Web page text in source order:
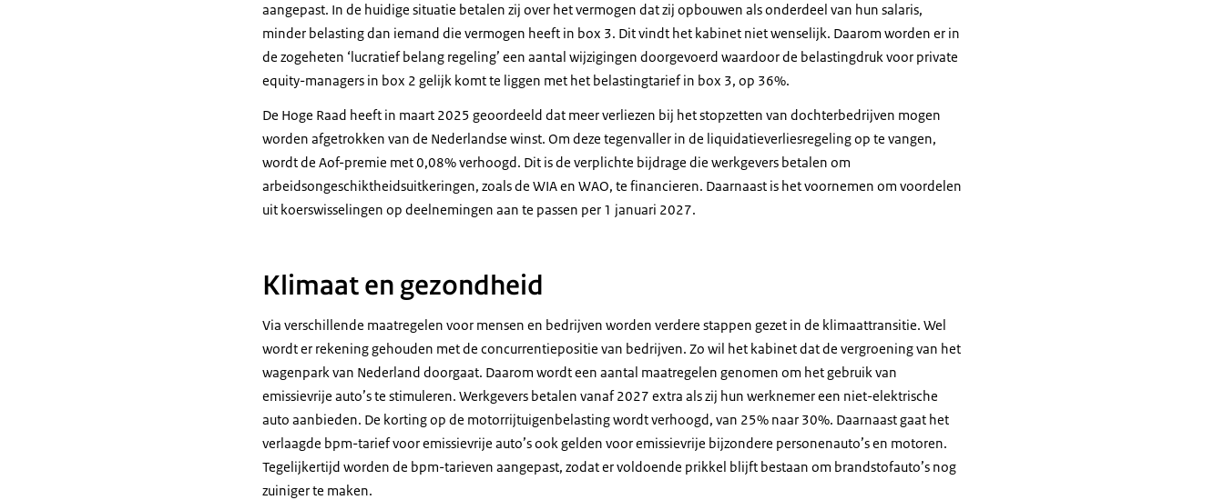
aangepast. In de huidige situatie betalen zij over het vermogen dat zij opbouwen als onderdeel van hun salaris,
minder belasting dan iemand die vermogen heeft in box 3. Dit vindt het kabinet niet wenselijk. Daarom worden er in
de zogeheten ‘lucratief belang regeling’ een aantal wijzigingen doorgevoerd waardoor de belastingdruk voor private
equity-managers in box 2 gelijk komt te liggen met het belastingtarief in box 3, op 36%.
De Hoge Raad heeft in maart 2025 geoordeeld dat meer verliezen bij het stopzetten van dochterbedrijven mogen
worden afgetrokken van de Nederlandse winst. Om deze tegenvaller in de liquidatieverliesregeling op te vangen,
wordt de Aof-premie met 0,08% verhoogd. Dit is de verplichte bijdrage die werkgevers betalen om
arbeidsongeschiktheidsuitkeringen, zoals de WIA en WAO, te financieren. Daarnaast is het voornemen om voordelen
uit koerswisselingen op deelnemingen aan te passen per 1 januari 2027.
Klimaat en gezondheid
Via verschillende maatregelen voor mensen en bedrijven worden verdere stappen gezet in de klimaattransitie. Wel
wordt er rekening gehouden met de concurrentiepositie van bedrijven. Zo wil het kabinet dat de vergroening van het
wagenpark van Nederland doorgaat. Daarom wordt een aantal maatregelen genomen om het gebruik van
emissievrije auto’s te stimuleren. Werkgevers betalen vanaf 2027 extra als zij hun werknemer een niet-elektrische
auto aanbieden. De korting op de motorrijtuigenbelasting wordt verhoogd, van 25% naar 30%. Daarnaast gaat het
verlaagde bpm-tarief voor emissievrije auto’s ook gelden voor emissievrije bijzondere personenauto’s en motoren.
Tegelijkertijd worden de bpm-tarieven aangepast, zodat er voldoende prikkel blijft bestaan om brandstofauto’s nog
zuiniger te maken.